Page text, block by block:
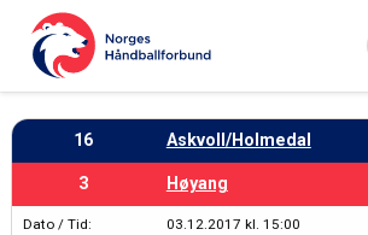
16 Askvoll/Holmedal
3 Høyang
Dato / Tid: 03.12.2017 kl. 15:00